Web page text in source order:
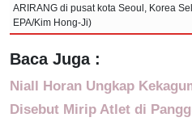
ARIRANG di pusat kota Seoul, Korea
EPA/Kim Hong-Ji)
Baca Juga :
Niall Horan Ungkap
Disebut Mirip Atlet di